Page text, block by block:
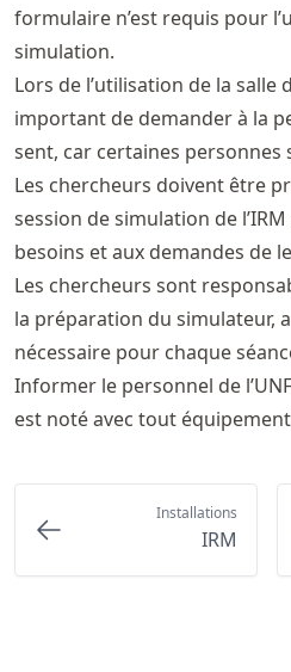
formulaire n’est requis pour
simulation.
Lors de l’utilisation de la salle
important de demander à la
sent, car certaines
Les chercheurs doivent être
session de simulation de
besoins et aux demandes de
Les chercheurs sont
la préparation du simulateur,
nécessaire pour chaque
Informer le personnel de
est noté avec tout
Installations
IRM